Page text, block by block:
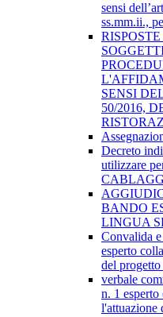
sensi
ss.mm.ii.,
SENSI
50/2016,
Decreto
utilizzare
BANDO
LINGUA
Convalida
esperto
del
verbale
n. 1
l'attuazione